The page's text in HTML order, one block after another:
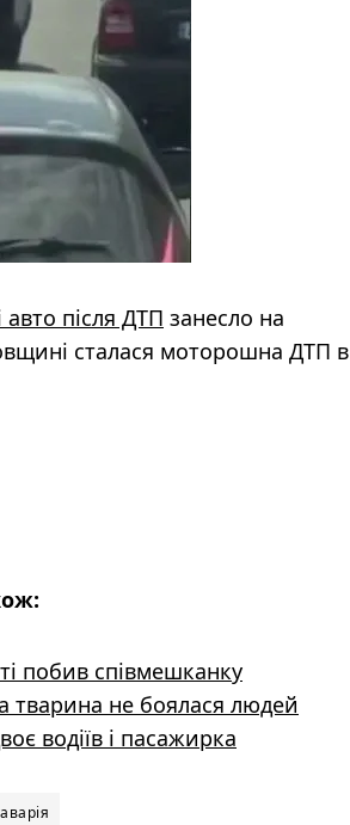
авто після ДТП занесло на
сталася моторошна ДТП в
побив співмешканку
тварина не боялася людей
водіїв і пасажирка